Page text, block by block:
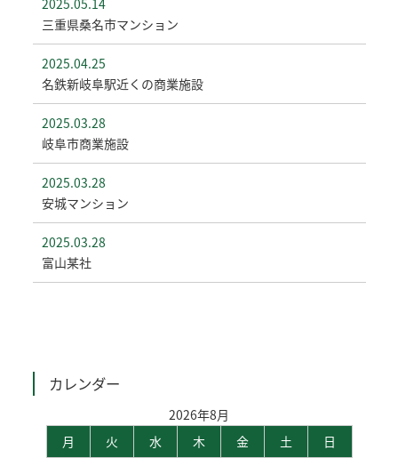
三重県桑名市マンション
2025.04.25
名鉄新岐阜駅近くの商業施設
2025.03.28
岐阜市商業施設
2025.03.28
安城マンション
2025.03.28
富山某社
カレンダー
2026年8月
月
火 水 木 金 土 日